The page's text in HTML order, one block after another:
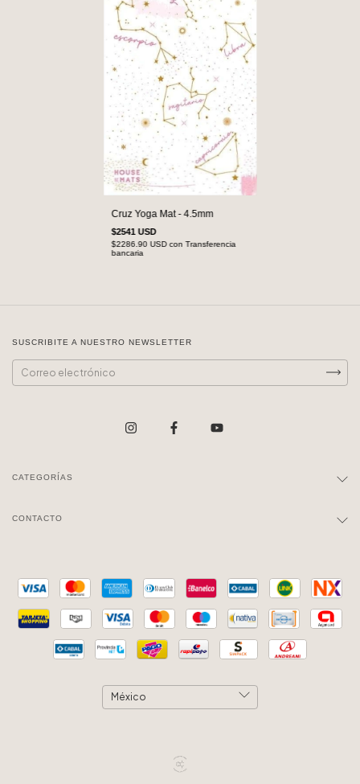
Cruz Yoga Mat - 4.5mm
$2541 USD
$2286.90 USDcon Transferencia
bancaria
SUSCRIBITE A NUESTRO NEWSLETTER
CATEGORÍAS
CONTACTO